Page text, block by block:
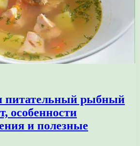
питательный рыбный
особенности
и полезные